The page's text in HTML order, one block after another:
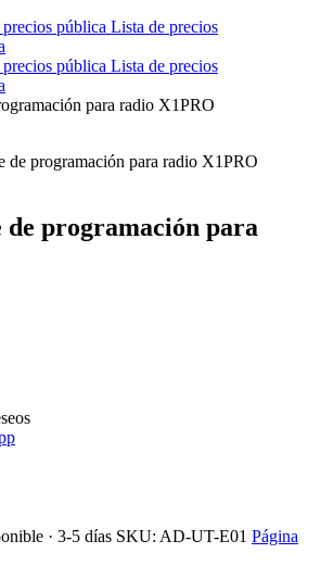
pública Lista de precios
pública Lista de precios
programación para
· 3-5 días SKU: AD-UT-E01 Página